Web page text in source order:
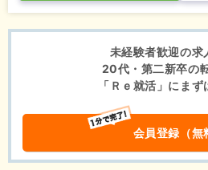
未経験者歓迎の求
20代・第二新卒の
「Ｒｅ就活」にま
会員登録（無